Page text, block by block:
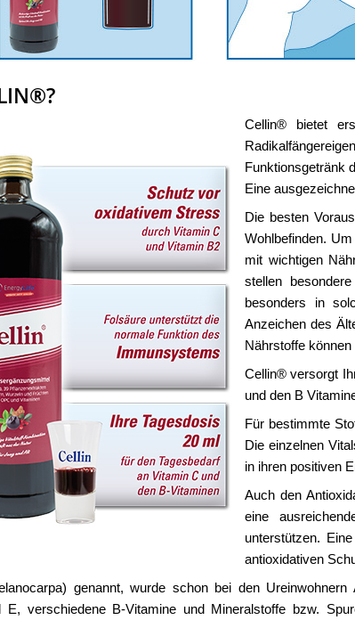
Cellin® bietet
Funktionsgetränk
Eine
Die besten
Wohlbefinden.
mit wichtigen
stellen
besonders in
Anzeichen des
Nährstoffe
Cellin® versorgt
und den B
Für bestimmte
Die einzelnen
in ihren positiven
Auch den
eine
unterstützen.
antioxidativen
genannt, wurde schon bei den
E, verschiedene B-Vitamine und Mineralstoffe bzw.